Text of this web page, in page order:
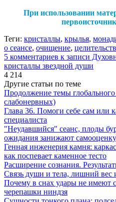
При использовании
Теги: кристаллы, крылья,
о сеансе, очищение,
5 комментариев к записи
кристаллы звездной души
4 214
Другие статьи по теме
Продолжение темы
слабонервных)
Глава 36. Помоги себе сам или
специалиста
"Неудавшийся" сеанс, плоды
ожидания занижают самооценку
Генная инженерия камня:
как поспевает каменное тесто
Расширение сознания.
Связь души и тела, лишний вес
Почему в снах удары не имеют
черепашки ниндзя